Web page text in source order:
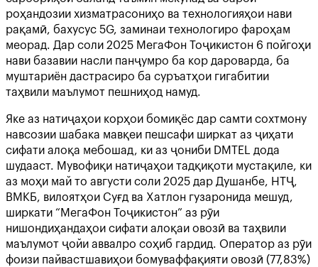
роҳандозии хизматрасониҳо ва технологияҳои нави
рақамӣ, бахусус 5G, заминаи технологиро фароҳам
меорад. Дар соли 2025 МегаФон Тоҷикистон 6 пойгоҳи
нави базавии насли панҷумро ба кор дароварда, ба
муштариён дастрасиро ба суръатҳои гигабитии
таҳвили маълумот пешниҳод намуд.
Яке аз натиҷаҳои корҳои бомиқёс дар самти сохтмону
навсозии шабака мавқеи пешсафи ширкат аз ҷиҳати
сифати алоқа мебошад, ки аз ҷониби DMTEL дода
шудааст. Мувофиқи натиҷаҳои тадқиқоти мустақиле, ки
аз моҳи май то августи соли 2025 дар Душанбе, НТҶ,
ВМКБ, вилоятҳои Суғд ва Хатлон гузаронида мешуд,
ширкати “МегаФон Тоҷикистон” аз рӯи
нишондиҳандаҳои сифати алоқаи овозӣ ва таҳвили
маълумот ҷойи аввалро соҳиб гардид. Оператор аз рӯи
фоизи пайвастшавиҳои бомуваффақияти овозӣ (77,83%)